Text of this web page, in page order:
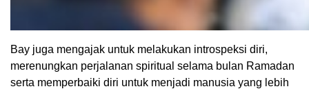
Bay juga mengajak untuk melakukan introspeksi diri,
merenungkan perjalanan spiritual selama bulan Ramadan
serta memperbaiki diri untuk menjadi manusia yang lebih